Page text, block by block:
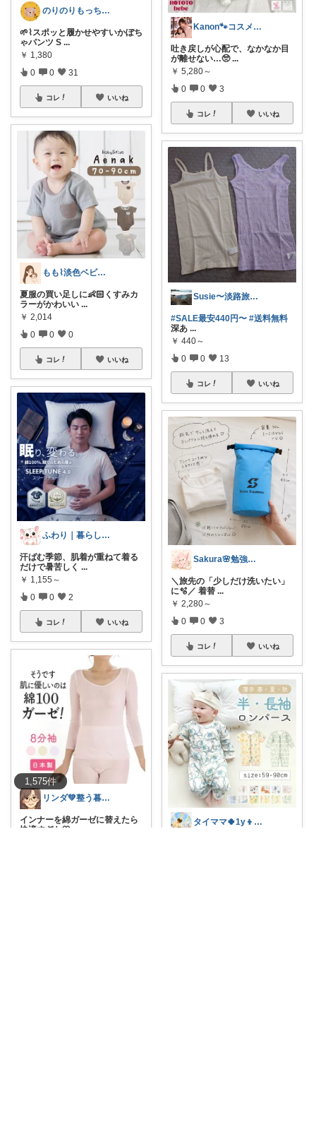
1,575件
のりのりもっち⌇１歳との楽しい暮らし🌻
🌱⌇スポッと履かせやすいかぼち
ゃパンツ S ...
￥ 1,380
0 0 31
コレ いいね
もも⌇淡色ベビーグッズ🧸
夏服の買い足しに👶🏻くすみカ
ラーがかわいい ...
￥ 2,014
0 0 0
コレ いいね
ふわり｜暮らしの負担をかるくする日用品
汗ばむ季節、肌着が重ねて着る
だけで暑苦しく ...
￥ 1,155～
0 0 2
コレ いいね
リンダ💚整う暮らし研究室
インナーを綿ガーゼに替えたら
快適すぎた🤍
Kanon🐾コスメ・雑貨・キッズ🐾
吐き戻しが心配で、なかなか目
が離せない…🥺 ...
￥ 5,280～
0 0 3
コレ いいね
Susie〜淡路旅行🚕参戦🏃～
#SALE最安440円〜 #送料無料
深あ ...
￥ 440～
0 0 13
コレ いいね
Sakura🌸勉強と暮らし愛用品
＼旅先の「少しだけ洗いたい」
に🫧／ 着替 ...
￥ 2,280～
0 0 3
コレ いいね
タイママ🍀1y👦のママ